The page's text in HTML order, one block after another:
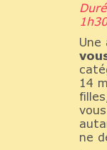
Une
14
ne